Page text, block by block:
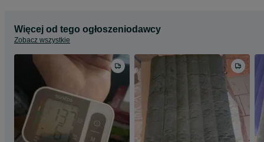
Więcej od tego ogłoszeniodawcy
Zobacz wszystkie